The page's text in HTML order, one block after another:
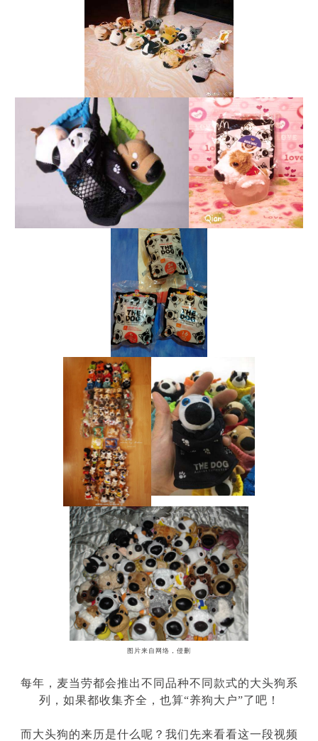
图片来自网络，侵删
每年，麦当劳都会推出不同品种不同款式的大头狗系
列，如果都收集齐全，也算“养狗大户”了吧！
而大头狗的来历是什么呢？我们先来看看这一段视频